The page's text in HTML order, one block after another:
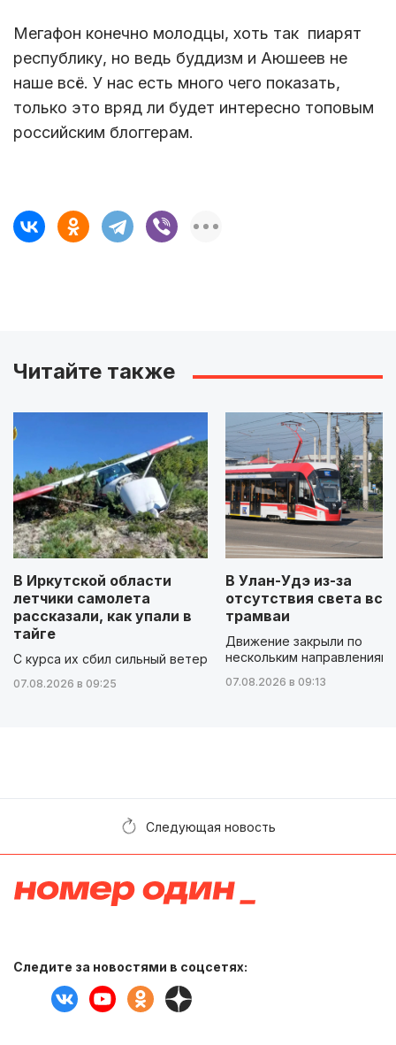
Мегафон конечно молодцы, хоть так пиарят
республику, но ведь буддизм и Аюшеев не
наше всё. У нас есть много чего показать,
только это вряд ли будет интересно топовым
российским блоггерам.
Читайте также
В Иркутской области
летчики самолета
рассказали, как упали в
тайге
С курса их сбил сильный ветер
07.08.2026 в 09:25
В Улан-Удэ из-за
отсутствия света
трамваи
Движение закрыли по
нескольким направлениям
07.08.2026 в 09:13
Следующая новость
Следите за новостями в соцсетях: